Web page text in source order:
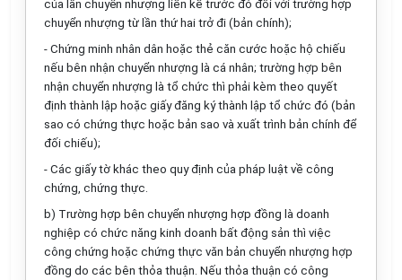
của lần chuyển nhượng liền kề trước đó đối với trường hợp
chuyển nhượng từ lần thứ hai trở đi (bản chính);
- Chứng minh nhân dân hoặc thẻ căn cước hoặc hộ chiếu
nếu bên nhận chuyển nhượng là cá nhân; trường hợp bên
nhận chuyển nhượng là tổ chức thì phải kèm theo quyết
định thành lập hoặc giấy đăng ký thành lập tổ chức đó (bản
sao có chứng thực hoặc bản sao và xuất trình bản chính để
đối chiếu);
- Các giấy tờ khác theo quy định của pháp luật về công
chứng, chứng thực.
b) Trường hợp bên chuyển nhượng hợp đồng là doanh
nghiệp có chức năng kinh doanh bất động sản thì việc
công chứng hoặc chứng thực văn bản chuyển nhượng hợp
đồng do các bên thỏa thuận. Nếu thỏa thuận có công